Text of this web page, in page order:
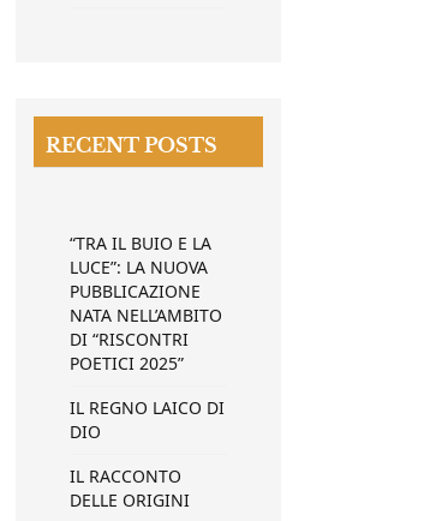
RECENT POSTS
“TRA IL BUIO E LA
LUCE”: LA NUOVA
PUBBLICAZIONE
NATA NELL’AMBITO
DI “RISCONTRI
POETICI 2025”
IL REGNO LAICO DI
DIO
IL RACCONTO
DELLE ORIGINI